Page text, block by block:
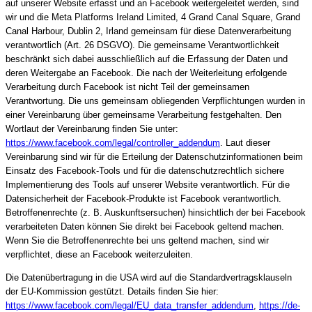
auf unserer Website erfasst und an Facebook weitergeleitet werden, sind
wir und die Meta Platforms Ireland Limited, 4 Grand Canal Square, Grand
Canal Harbour, Dublin 2, Irland gemeinsam für diese Datenverarbeitung
verantwortlich (Art. 26 DSGVO). Die gemeinsame Verantwortlichkeit
beschränkt sich dabei ausschließlich auf die Erfassung der Daten und
deren Weitergabe an Facebook. Die nach der Weiterleitung erfolgende
Verarbeitung durch Facebook ist nicht Teil der gemeinsamen
Verantwortung. Die uns gemeinsam obliegenden Verpflichtungen wurden in
einer Vereinbarung über gemeinsame Verarbeitung festgehalten. Den
Wortlaut der Vereinbarung finden Sie unter:
https://www.facebook.com/legal/controller_addendum. Laut dieser
Vereinbarung sind wir für die Erteilung der Datenschutzinformationen beim
Einsatz des Facebook-Tools und für die datenschutzrechtlich sichere
Implementierung des Tools auf unserer Website verantwortlich. Für die
Datensicherheit der Facebook-Produkte ist Facebook verantwortlich.
Betroffenenrechte (z. B. Auskunftsersuchen) hinsichtlich der bei Facebook
verarbeiteten Daten können Sie direkt bei Facebook geltend machen.
Wenn Sie die Betroffenenrechte bei uns geltend machen, sind wir
verpflichtet, diese an Facebook weiterzuleiten.
Die Datenübertragung in die USA wird auf die Standardvertragsklauseln
der EU-Kommission gestützt. Details finden Sie hier:
https://www.facebook.com/legal/EU_data_transfer_addendum, https://de-